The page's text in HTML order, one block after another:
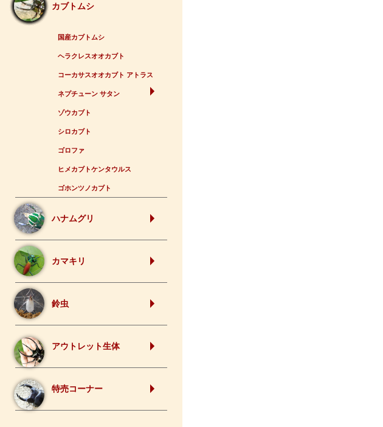
カブトムシ
国産カブトムシ
ヘラクレスオオカブト
コーカサスオオカブト アトラス
ネプチューン サタン
ゾウカブト
シロカブト
ゴロファ
ヒメカブトケンタウルス
ゴホンツノカブト
ハナムグリ
カマキリ
鈴虫
アウトレット生体
特売コーナー